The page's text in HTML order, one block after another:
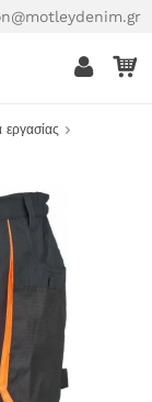
εργασίας